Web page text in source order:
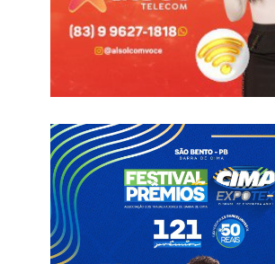
Durante o período, o centro cirúrgico
procedimentos, entre eles apendicectomias,
hidrocele, retirada de dreno, tratamento de
rádio, luxação de quadril, além de
As principais causas de procura pelo
com queixas de dores, que totalizaram 54
seguida aparecem os casos de síndrome
registros, pessoas que buscaram o hospital